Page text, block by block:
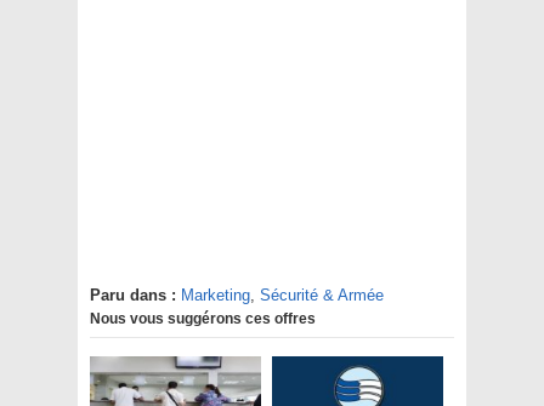
Paru dans : Marketing, Sécurité & Armée
Nous vous suggérons ces offres